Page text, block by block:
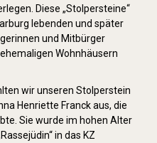
Diese „Stolpersteine“
lebenden und später
und Mitbürger
Wohnhäusern
wir unseren Stolperstein
Henriette Franck aus, die
Sie wurde im hohen Alter
in das KZ